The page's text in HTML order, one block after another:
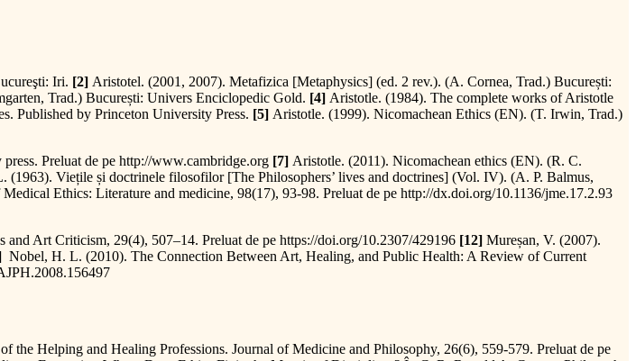
Iri. [2] Aristotel. (2001, 2007). Metafizica [Metaphysics] (ed. 2 rev.). (A. Cornea, Trad.) București:
Trad.) București: Univers Enciclopedic Gold. [4] Aristotle. (1984). The complete works of Aristotle
Published by Princeton University Press. [5] Aristotle. (1999). Nicomachean Ethics (EN). (T. Irwin, Trad.)
Preluat de pe http://www.cambridge.org [7] Aristotle. (2011). Nicomachean ethics (EN). (R. C.
(1963). Viețile și doctrinele filosofilor [The Philosophers’ lives and doctrines] (Vol. IV). (A. P. Balmus,
Ethics: Literature and medicine, 98(17), 93-98. Preluat de pe http://dx.doi.org/10.1136/jme.17.2.93
Art Criticism, 29(4), 507–14. Preluat de pe https://doi.org/10.2307/429196 [12] Mureșan, V. (2007).
Nobel, H. L. (2010). The Connection Between Art, Healing, and Public Health: A Review of Current
Helping and Healing Professions. Journal of Medicine and Philosophy, 26(6), 559-579. Preluat de pe